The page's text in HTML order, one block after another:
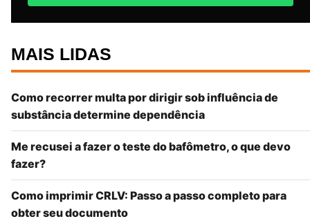
MAIS LIDAS
Como recorrer multa por dirigir sob influência de
substância determine dependência
Me recusei a fazer o teste do bafômetro, o que devo
fazer?
Como imprimir CRLV: Passo a passo completo para
obter seu documento